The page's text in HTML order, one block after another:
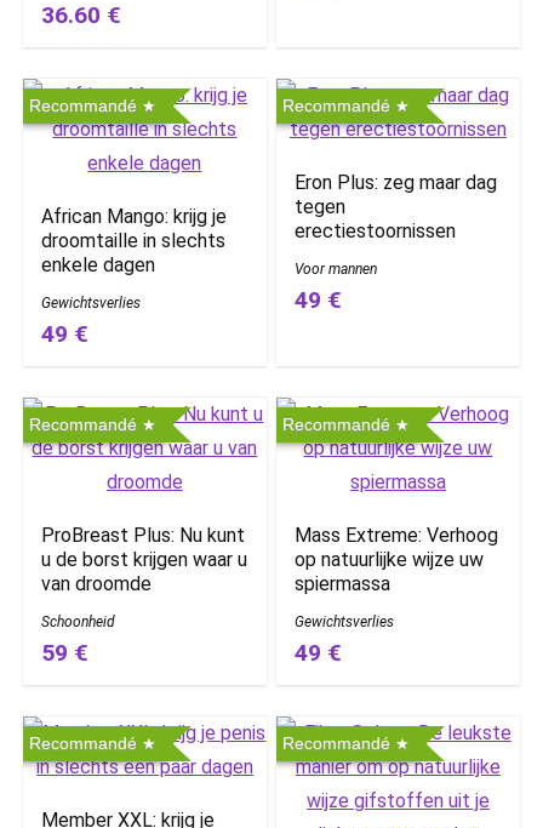
36.60 €
Recommandé
African Mango: krijg je
droomtaille in slechts
enkele dagen
Gewichtsverlies
49 €
Recommandé
Eron Plus: zeg maar dag
tegen
erectiestoornissen
Voor mannen
49 €
Recommandé
ProBreast Plus: Nu kunt
u de borst krijgen waar u
van droomde
Schoonheid
59 €
Recommandé
Mass Extreme: Verhoog
op natuurlijke wijze uw
spiermassa
Gewichtsverlies
49 €
Recommandé
Member XXL: krijg je
Recommandé